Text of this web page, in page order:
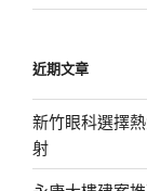
近期文章
新竹眼科選擇
射